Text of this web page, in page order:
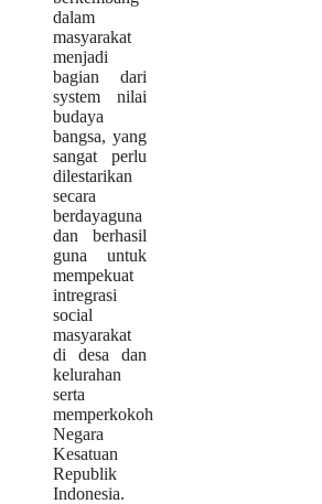
dalam
masyarakat
menjadi
bagian dari
system nilai
budaya
bangsa, yang
sangat perlu
dilestarikan
secara
berdayaguna
dan berhasil
guna untuk
mempekuat
intregrasi
social
masyarakat
di desa dan
kelurahan
serta
memperkokoh
Negara
Kesatuan
Republik
Indonesia.